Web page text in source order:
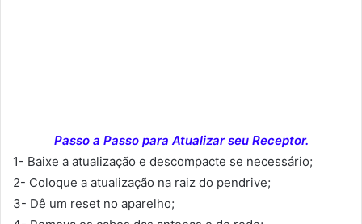
Passo a Passo para Atualizar seu Receptor.
1- Baixe a atualização e descompacte se necessário;
2- Coloque a atualização na raiz do pendrive;
3- Dê um reset no aparelho;